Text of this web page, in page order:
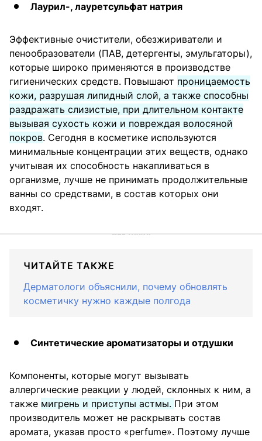
Лаурил-, лауретсульфат натрия
Эффективные очистители, обезжириватели и
пенообразователи (ПАВ, детергенты, эмульгаторы),
которые широко применяются в производстве
гигиенических средств. Повышают проницаемость
кожи, разрушая липидный слой, а также способны
раздражать слизистые, при длительном контакте
вызывая сухость кожи и повреждая волосяной
покров. Сегодня в косметике используются
минимальные концентрации этих веществ, однако
учитывая их способность накапливаться в
организме, лучше не принимать продолжительные
ванны со средствами, в состав которых они
входят.
ЧИТАЙТЕ ТАКЖЕ
Дерматологи объяснили, почему обновлять
косметичку нужно каждые полгода
Синтетические ароматизаторы и отдушки
Компоненты, которые могут вызывать
аллергические реакции у людей, склонных к ним, а
также мигрень и приступы астмы. При этом
производитель может не раскрывать состав
аромата, указав просто «perfume». Поэтому лучше